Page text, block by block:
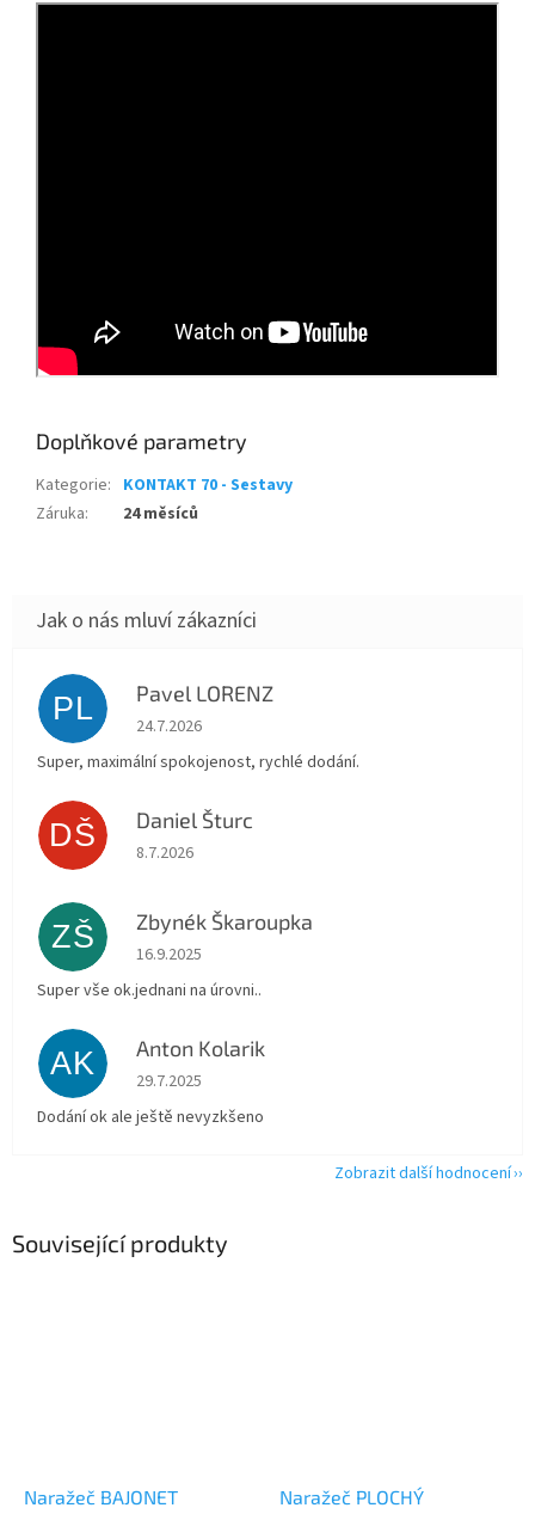
Související produkty
Naražeč BAJONET Naražeč PLOCHÝ
Doplňkové parametry
Kategorie: KONTAKT 70 - Sestavy
Záruka: 24 měsíců
PL Pavel LORENZ
Hodnocení obchodu je 5 z 5 hvězdiček.
24.7.2026
Super, maximální spokojenost, rychlé dodání.
DŠ Daniel Šturc
Hodnocení obchodu je 5 z 5 hvězdiček.
8.7.2026
ZŠ Zbynék Škaroupka
Hodnocení obchodu je 5 z 5 hvězdiček.
16.9.2025
Super vše ok.jednani na úrovni..
AK Anton Kolarik
Hodnocení obchodu je 5 z 5 hvězdiček.
29.7.2025
Dodání ok ale ještě nevyzkšeno
Zobrazit další hodnocení